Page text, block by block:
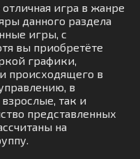
игра в жанре
данного раздела
игры, с
вы приобретёте
графики,
происходящего в
в
так и
представленных
на